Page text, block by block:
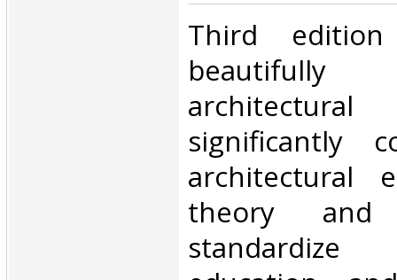
‎Third
significantly
architectural
theory
standardize